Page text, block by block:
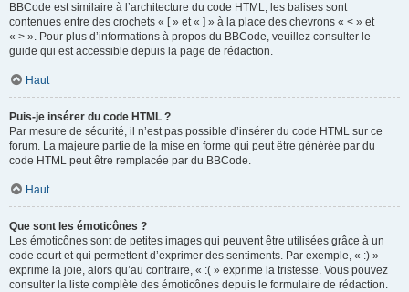
BBCode est similaire à l’architecture du code HTML, les balises sont
contenues entre des crochets « [ » et « ] » à la place des chevrons « < » et
« > ». Pour plus d’informations à propos du BBCode, veuillez consulter le
guide qui est accessible depuis la page de rédaction.
Haut
Puis-je insérer du code HTML ?
Par mesure de sécurité, il n’est pas possible d’insérer du code HTML sur ce
forum. La majeure partie de la mise en forme qui peut être générée par du
code HTML peut être remplacée par du BBCode.
Haut
Que sont les émoticônes ?
Les émoticônes sont de petites images qui peuvent être utilisées grâce à un
code court et qui permettent d’exprimer des sentiments. Par exemple, « :) »
exprime la joie, alors qu’au contraire, « :( » exprime la tristesse. Vous pouvez
consulter la liste complète des émoticônes depuis le formulaire de rédaction.